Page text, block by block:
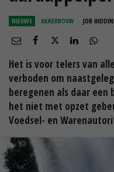
NIEUWS AKKERBOUW JOB
Het is voor telers van
verboden om
beregenen als daar een
het niet met opzet
Voedsel- en